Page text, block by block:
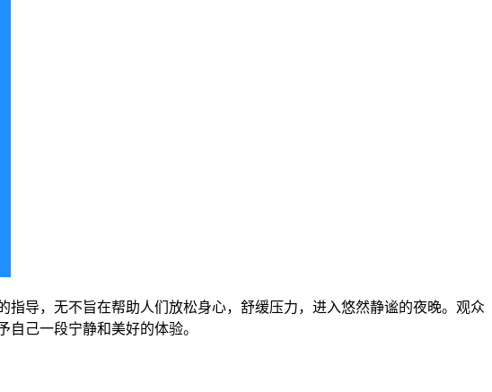
导，无不旨在帮助人们放松身心，舒缓压力，进入悠然静谧的夜晚。观众
己一段宁静和美好的体验。